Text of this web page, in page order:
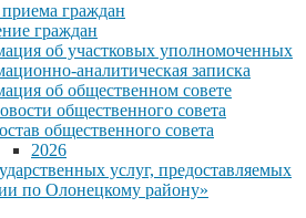
граждан
граждан
об участковых уполномоченных
аналитическая записка
об общественном совете
общественного совета
общественного совета
2026
услуг, предоставляемых
по Олонецкому району»